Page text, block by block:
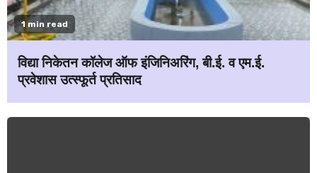
1 min read
विद्या निकेतन कॉलेज ऑफ इंजिनिअरिंग, बी.ई. व एम.ई.
प्रवेशास उत्स्फूर्त प्रतिसाद